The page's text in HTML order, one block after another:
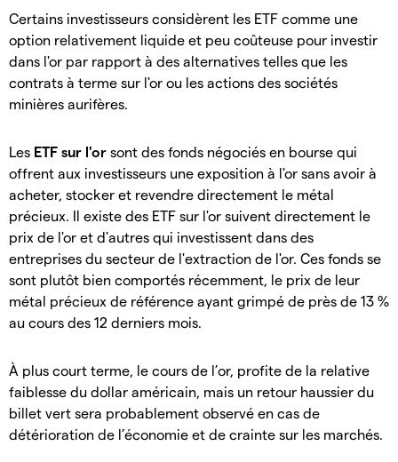
Certains investisseurs considèrent les ETF comme une
option relativement liquide et peu coûteuse pour investir
dans l'or par rapport à des alternatives telles que les
contrats à terme sur l'or ou les actions des sociétés
minières aurifères.
Les ETF sur l'or sont des fonds négociés en bourse qui
offrent aux investisseurs une exposition à l'or sans avoir à
acheter, stocker et revendre directement le métal
précieux. Il existe des ETF sur l'or suivent directement le
prix de l'or et d'autres qui investissent dans des
entreprises du secteur de l'extraction de l'or. Ces fonds se
sont plutôt bien comportés récemment, le prix de leur
métal précieux de référence ayant grimpé de près de 13 %
au cours des 12 derniers mois.
À plus court terme, le cours de l’or, profite de la relative
faiblesse du dollar américain, mais un retour haussier du
billet vert sera probablement observé en cas de
détérioration de l’économie et de crainte sur les marchés.